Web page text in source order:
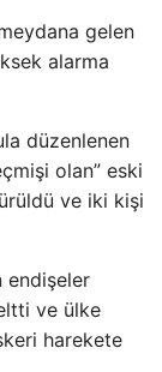
gelen
alarma
düzenlenen
olan” eski
ve iki kişi
endişeler
ve ülke
harekete